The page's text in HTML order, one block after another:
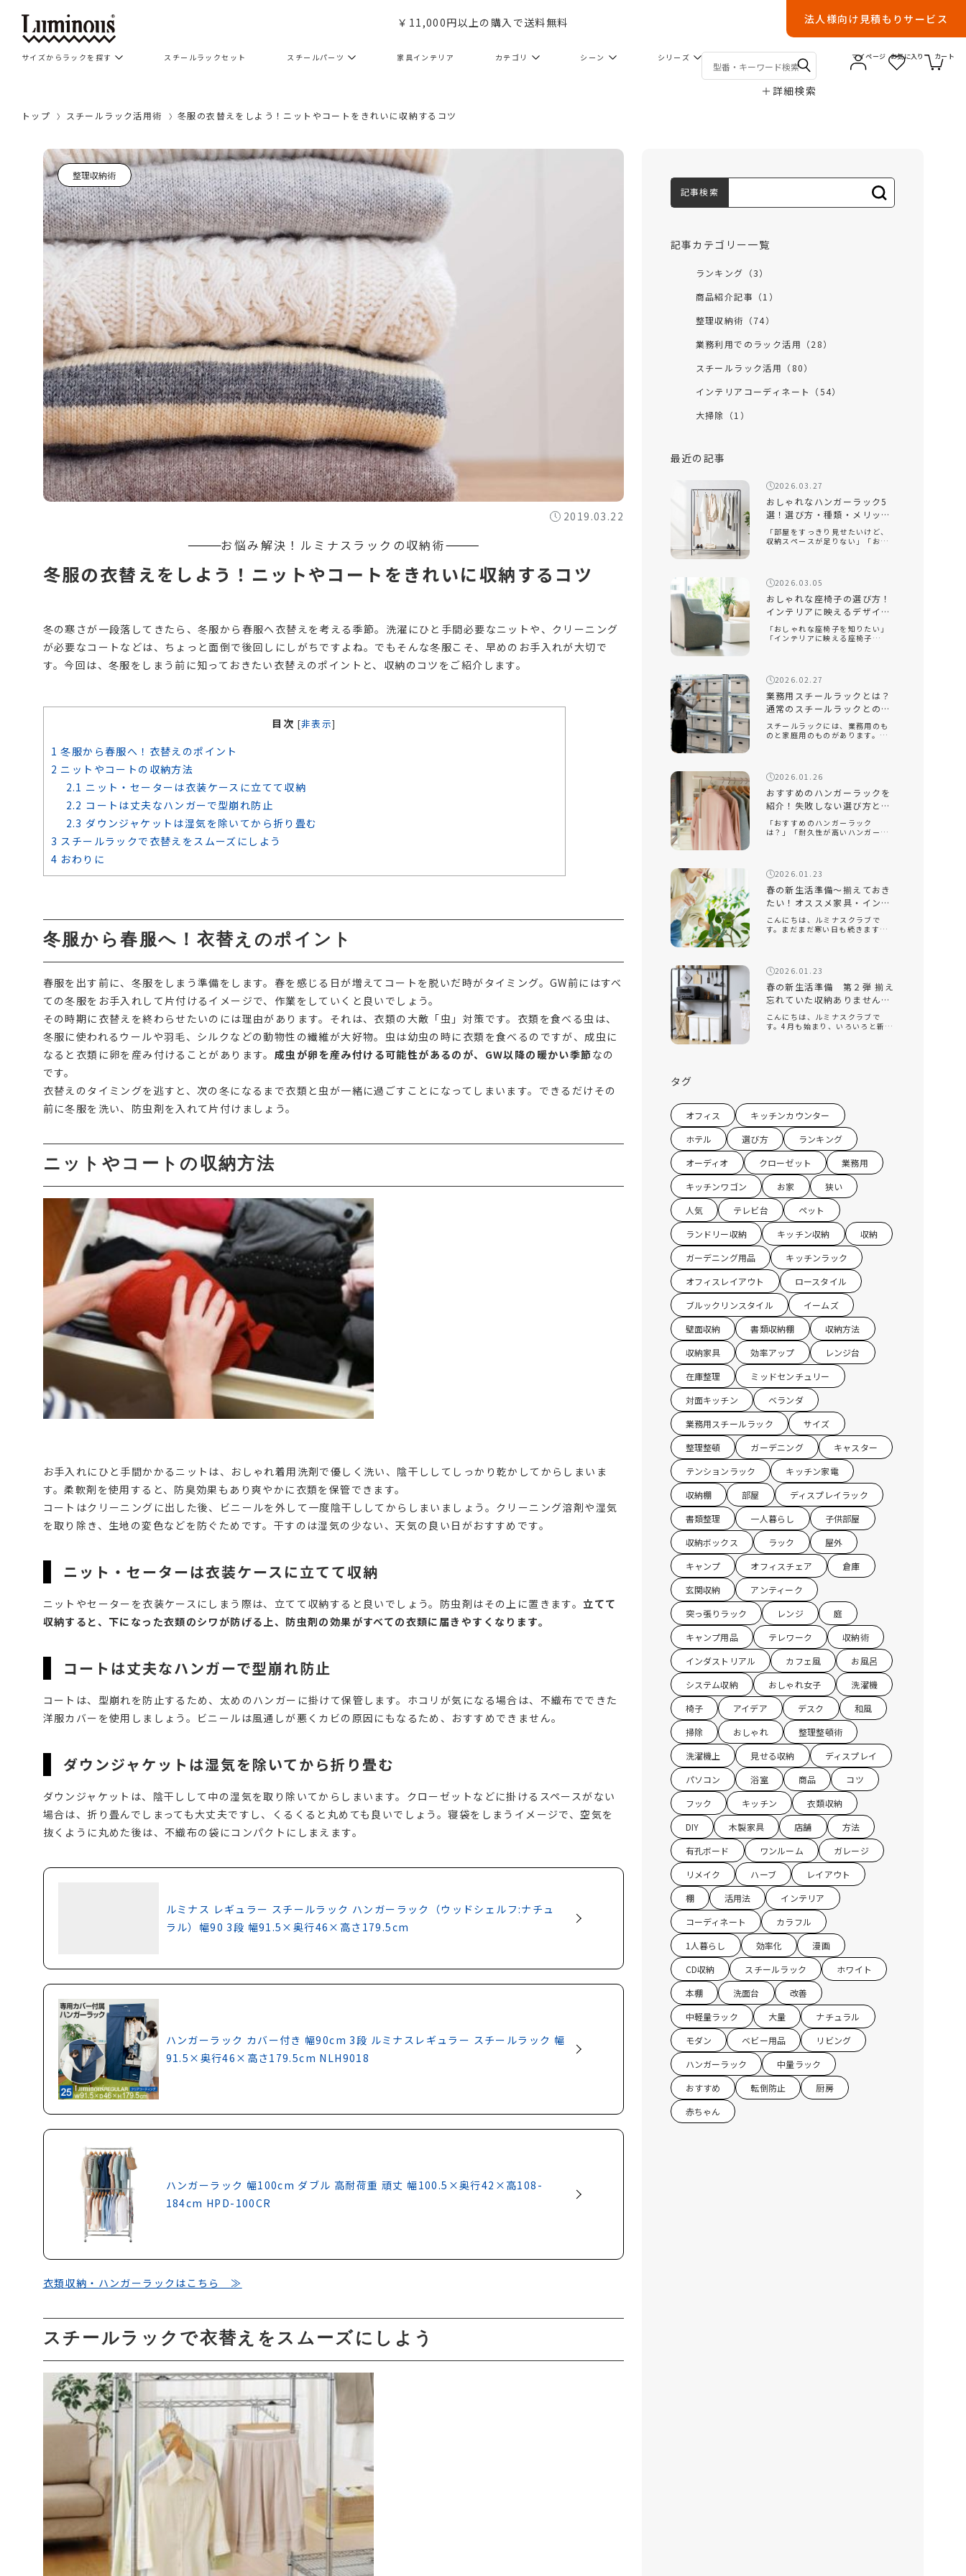
￥11,000円以上の購入で送料無料 法人様向け見積もりサービス
サイズからラックを探す スチールラックセット スチールパーツ 家具インテリア カテゴリ シーン シリーズ
＋ 詳細検索
マイページ お気に入り カート
トップ スチールラック活用術 冬服の衣替えをしよう！ニットやコートをきれいに収納するコツ
整理収納術
2019.03.22
冬服の衣替えをしよう！ニットやコートをきれいに収納するコツ
冬の寒さが一段落してきたら、冬服から春服へ衣替えを考える季節。洗濯にひと手間必要なニットや、クリーニング
が必要なコートなどは、ちょっと面倒で後回しにしがちですよね。でもそんな冬服こそ、早めのお手入れが大切で
す。今回は、冬服をしまう前に知っておきたい衣替えのポイントと、収納のコツをご紹介します。
目次 [非表示]
1 冬服から春服へ！衣替えのポイント
2 ニットやコートの収納方法
2.1 ニット・セーターは衣装ケースに立てて収納
2.2 コートは丈夫なハンガーで型崩れ防止
2.3 ダウンジャケットは湿気を除いてから折り畳む
3 スチールラックで衣替えをスムーズにしよう
4 おわりに
冬服から春服へ！衣替えのポイント
春服を出す前に、冬服をしまう準備をします。春を感じる日が増えてコートを脱いだ時がタイミング。GW前にはすべ
ての冬服をお手入れして片付けるイメージで、作業をしていくと良いでしょう。
その時期に衣替えを終わらせたいのには理由があります。それは、衣類の大敵「虫」対策です。衣類を食べる虫は、
冬服に使われるウールや羽毛、シルクなどの動物性の繊維が大好物。虫は幼虫の時に衣類を食べるのですが、成虫に
なると衣類に卵を産み付けることがあります。 成虫が卵を産み付ける可能性があるのが、GW以降の暖かい季節なの
です。
衣替えのタイミングを逃すと、次の冬になるまで衣類と虫が一緒に過ごすことになってしまいます。できるだけその
前に冬服を洗い、防虫剤を入れて片付けましょう。
ニットやコートの収納方法
お手入れにひと手間かかるニットは、おしゃれ着用洗剤で優しく洗い、陰干ししてしっかり乾かしてからしまいま
す。柔軟剤を使用すると、防臭効果もあり爽やかに衣類を保管できます。
コートはクリーニングに出した後、ビニールを外して一度陰干ししてからしまいましょう。クリーニング溶剤や湿気
を取り除き、生地の変色などを防ぐためです。干すのは湿気の少ない、天気の良い日がおすすめです。
ニット・セーターは衣装ケースに立てて収納
ニットやセーターを衣装ケースにしまう際は、立てて収納すると良いでしょう。防虫剤はその上に置きます。 立てて
収納すると、下になった衣類のシワが防げる上、防虫剤の効果がすべての衣類に届きやすくなります。
コートは丈夫なハンガーで型崩れ防止
コートは、型崩れを防止するため、太めのハンガーに掛けて保管します。ホコリが気になる場合は、不織布でできた
洋服カバーを使用しましょう。ビニールは風通しが悪くカビの原因にもなるため、おすすめできません。
ダウンジャケットは湿気を除いてから折り畳む
ダウンジャケットは、陰干しして中の湿気を取り除いてからしまいます。クローゼットなどに掛けるスペースがない
場合は、折り畳んでしまっても大丈夫ですし、くるくると丸めても良いでしょう。寝袋をしまうイメージで、空気を
抜くように丸めた後は、不織布の袋にコンパクトにしまえます。
ルミナス レギュラー スチールラック ハンガーラック（ウッドシェルフ:ナチュ
ラル）幅90 3段 幅91.5×奥行46×高さ179.5cm
ハンガーラック カバー付き 幅90cm 3段 ルミナスレギュラー スチールラック 幅
91.5×奥行46×高さ179.5cm NLH9018
ハンガーラック 幅100cm ダブル 高耐荷重 頑丈 幅100.5×奥行42×高108-
184cm HPD-100CR
衣類収納・ハンガーラックはこちら ≫
スチールラックで衣替えをスムーズにしよう
記事検索
記事カテゴリー一覧
ランキング（3）
商品紹介記事（1）
整理収納術（74）
業務利用でのラック活用（28）
スチールラック活用（80）
インテリアコーディネート（54）
大掃除（1）
最近の記事
2026.03.27
おしゃれなハンガーラック5
選！選び方・種類・メリット
を徹底解説
「部屋をすっきり見せたいけど、
収納スペースが足りない」「おし
れなハンガーラックは、衣類を収
納するだけでなく、インテリアと
して空間を […]
2026.03.05
おしゃれな座椅子の選び方！
インテリアに映えるデザイン
と快適性を両立するコツ
「おしゃれな座椅子を知りたい」
「インテリアに映える座椅子
性の高い座椅子が数多く販売され
ています。中でも、おしゃれで部
屋を広く見せる […]
2026.02.27
業務用スチールラックとは？
通常のスチールラックとの違
いと選ぶポイントを解説！
スチールラックには、業務用のも
のと家庭用のものがあります。業
か。また、オフィスや倉庫で使用
する場合、どのようなポイントに
注意して選べ […]
2026.01.26
おすすめのハンガーラックを
紹介！失敗しない選び方とル
ミナスクラブ人気モデルを解
説
「おすすめのハンガーラック
は？」「耐久性が高いハンガーラ
手軽に取り入れられるアイテムと
して人気なのがハンガーラックで
す。クローゼッ […]
2026.01.23
春の新生活準備～揃えておき
たい！オススメ家具・インテ
リア～
こんにちは、ルミナスクラブで
す。まだまだ寒い日も続きます
回は、そんな新生活の『引っ越
し』をテーマに、揃えておくと便
利なオススメの家 […]
2026.01.23
春の新生活準備 第２弾 揃え
忘れていた収納ありません
か？キッチン収納編
こんにちは、ルミナスクラブで
す。4月も始まり、いろいろと新し
タグ
オフィス
キッチンカウンター
ホテル
選び方
ランキング
オーディオ
クローゼット
業務用
キッチンワゴン
お家
狭い
人気
テレビ台
ペット
ランドリー収納
キッチン収納
収納
ガーデニング用品
キッチンラック
オフィスレイアウト
ロースタイル
ブルックリンスタイル
イームズ
壁面収納
書類収納棚
収納方法
収納家具
効率アップ
レンジ台
在庫整理
ミッドセンチュリー
対面キッチン
ベランダ
業務用スチールラック
サイズ
整理整頓
ガーデニング
キャスター
テンションラック
キッチン家電
収納棚
部屋
ディスプレイラック
書類整理
一人暮らし
子供部屋
収納ボックス
ラック
屋外
キャンプ
オフィスチェア
倉庫
玄関収納
アンティーク
突っ張りラック
レンジ
庭
キャンプ用品
テレワーク
収納術
インダストリアル
カフェ風
お風呂
システム収納
おしゃれ女子
洗濯機
椅子
アイデア デスク
和風
掃除
おしゃれ
整理整頓術
洗濯機上
見せる収納
ディスプレイ
パソコン
浴室 商品
コツ
フック
キッチン
衣類収納
DIY
木製家具 店舗
方法
有孔ボード
ワンルーム
ガレージ
リメイク
ハーブ
レイアウト
棚
活用法
インテリア
コーディネート
カラフル
1人暮らし
効率化
漫画
CD収納
スチールラック
ホワイト
本棚
洗面台
改善
中軽量ラック
大量
ナチュラル
モダン
ベビー用品
リビング
ハンガーラック
中量ラック
おすすめ
転倒防止
厨房
赤ちゃん